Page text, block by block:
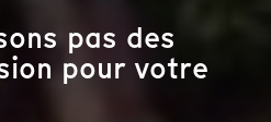
pas des
pour votre